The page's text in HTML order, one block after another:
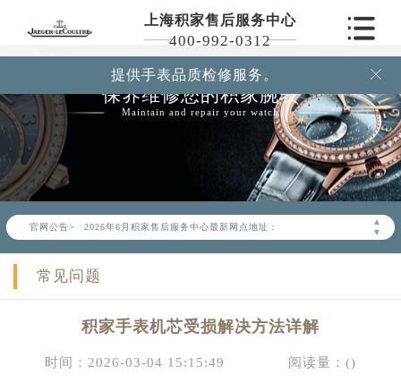
上海积家售后服务中心
400-992-0312
提供手表品质检修服务。 
保养维修您的积家腕表
Maintain and repair your watch
官网公告>
▲
▼
2026年6月积家上海市售后服务网络优化升级公告
2026年6月上海市积家官方售后客户服务热线：400-992-0312
2026年6月积家售后服务中心最新网点地址：
上海市徐汇区虹桥路3号港汇中心写字楼2座37层3705室（需提前预约）
常见问题
积家手表机芯受损解决方法详解
时间：2026-03-04 15:15:49 阅读量：()